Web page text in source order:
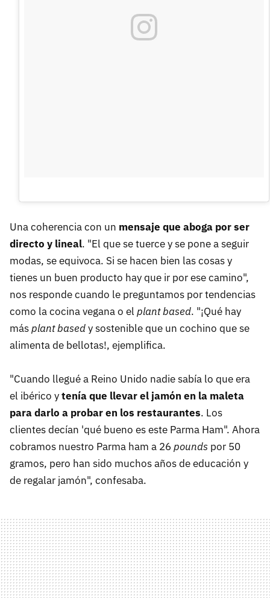
Una coherencia con un mensaje que aboga por ser
directo y lineal. "El que se tuerce y se pone a seguir
modas, se equivoca. Si se hacen bien las cosas y
tienes un buen producto hay que ir por ese camino",
nos responde cuando le preguntamos por tendencias
como la cocina vegana o el plant based. "¡Qué hay
másplant basedy sostenible que un cochino que se
alimenta de bellotas!, ejemplifica.
"Cuando llegué a Reino Unido nadie sabía lo que era
el ibérico ytenía que llevar el jamón en la maleta
para darlo a probar en los restaurantes. Los
clientes decían 'qué bueno es este Parma Ham". Ahora
cobramos nuestro Parma ham a 26 pounds por 50
gramos, pero han sido muchos años de educación y
de regalar jamón", confesaba.